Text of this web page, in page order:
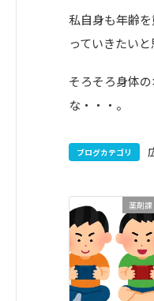
私自身も年齢
っていきたいと
そろそろ身体
な・・・。
ブログカテゴリ
薬剤課